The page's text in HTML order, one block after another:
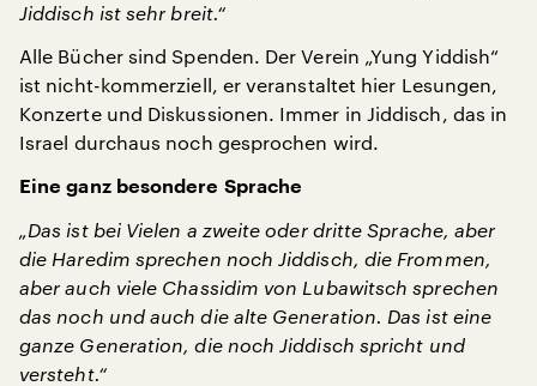
Jiddisch ist sehr breit.“
Alle Bücher sind Spenden. Der Verein „Yung Yiddish“
ist nicht-kommerziell, er veranstaltet hier Lesungen,
Konzerte und Diskussionen. Immer in Jiddisch, das in
Israel durchaus noch gesprochen wird.
Eine ganz besondere Sprache
„Das ist bei Vielen a zweite oder dritte Sprache, aber
die Haredim sprechen noch Jiddisch, die Frommen,
aber auch viele Chassidim von Lubawitsch sprechen
das noch und auch die alte Generation. Das ist eine
ganze Generation, die noch Jiddisch spricht und
versteht.“